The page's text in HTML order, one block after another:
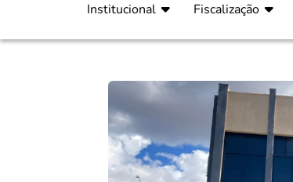
Institucional
Estrutura
Plenário
Ex Presidentes
Equipe
Fiscalização
Orientação
Processos Fiscais
Relatórios